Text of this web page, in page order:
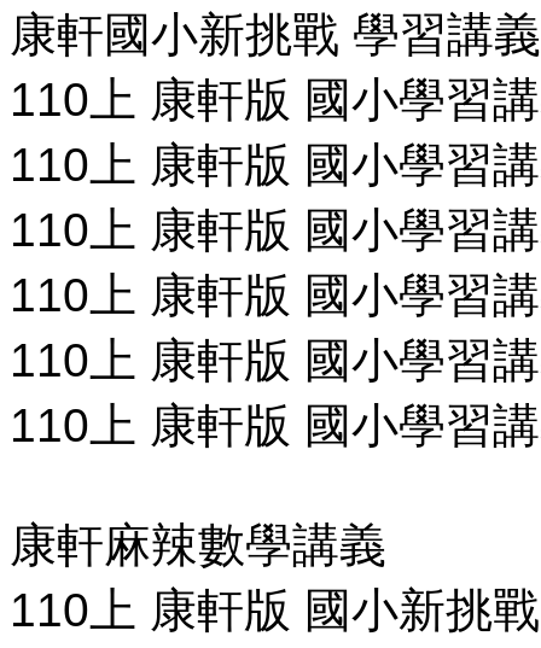
康軒國小新挑戰 學習講義
110上 康軒版 國小學習
110上 康軒版 國小學習
110上 康軒版 國小學習
110上 康軒版 國小學習
110上 康軒版 國小學習
110上 康軒版 國小學習
康軒麻辣數學講義
110上 康軒版 國小新挑